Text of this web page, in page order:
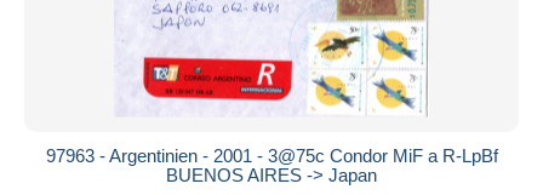
97963 - Argentinien - 2001 - 3@75c Condor MiF a R-LpBf
BUENOS AIRES -> Japan